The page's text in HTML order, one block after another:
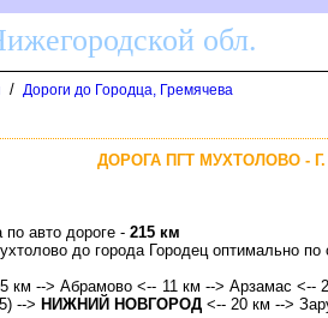
обл.
/ Дороги до Городца, Гремячева
ДОРОГА ПГТ МУХТОЛОВО -
авто дороге - 215 км
до города Городец оптимально
км --> Абрамово <-- 11 км --> Арзамас
--> НИЖНИЙ НОВГОРОД <-- 20 км -->